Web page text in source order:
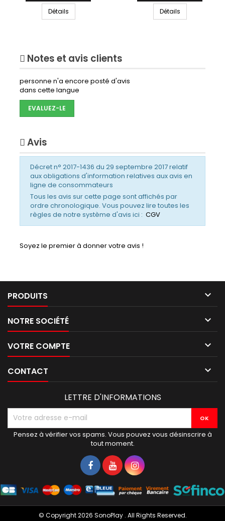
Détails Détails
Notes et avis clients
personne n'a encore posté d'avis
dans cette langue
EVALUEZ-LE
Avis
Décret n° 2017-1436 du 29 septembre 2017 relatif
aux obligations d'information relatives aux avis en
ligne de consommateurs
Tous les avis sur cette page sont affichés par
ordre chronologique. Vous pouvez lire toutes les
règles de notre système d'avis ici : CGV
Soyez le premier à donner votre avis !
PRODUITS 
NOTRE SOCIÉTÉ 
VOTRE COMPTE 
CONTACT 
LETTRE D'INFORMATIONS
Pensez à vérifier vos spams. Vous pouvez vous désinscrire à
tout moment.
© Copyright 2026 SonoPlay . All Rights Reserved.